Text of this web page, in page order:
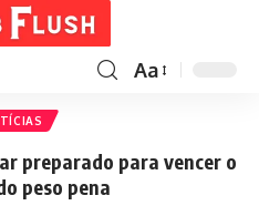
Aa
preparado para vencer o
peso pena